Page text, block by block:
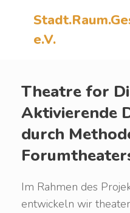
e.V.
Theatre for
Aktivierende
durch
Im Rahmen des
entwickeln wir